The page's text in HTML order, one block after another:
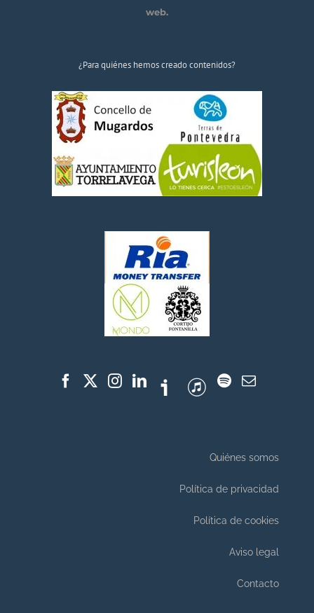
web.
¿Para quiénes hemos creado contenidos?
Quiénes somos
Política de privacidad
Política de cookies
Aviso legal
Contacto